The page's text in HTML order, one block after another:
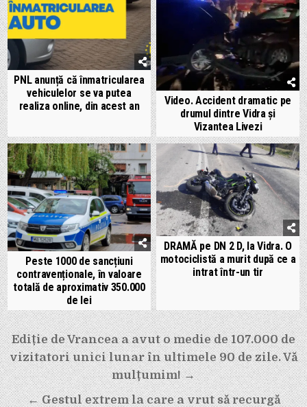
PNL anunță că înmatricularea
vehiculelor se va putea
realiza online, din acest an
Video. Accident dramatic pe
drumul dintre Vidra și
Vizantea Livezi
Peste 1000 de sancțiuni
contravenționale, în valoare
totală de aproximativ 350.000
de lei
DRAMĂ pe DN 2 D, la Vidra. O
motociclistă a murit după ce a
intrat într-un tir
Navigare
în
articole
Ediție de Vrancea a avut o medie de 107.000 de
vizitatori unici lunar în ultimele 90 de zile. Vă
mulțumim! →
← Gestul extrem la care a vrut să recurgă